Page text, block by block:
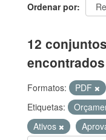
Ordenar por
12
encontrados
Formatos: PDF
Etiquetas:
Ativos